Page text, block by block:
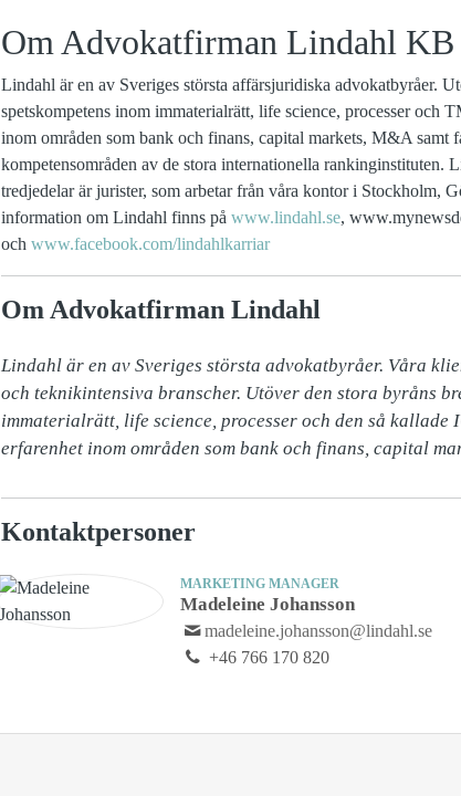
Om Advokatfirman Lindahl KB
Lindahl är en av Sveriges största affärsjuridiska advokatbyråer.
spetskompetens inom immaterialrätt, life science, processer och
inom områden som bank och finans, capital markets, M&A samt
kompetensområden av de stora internationella rankinginstituten.
tredjedelar är jurister, som arbetar från våra kontor i Stockholm,
information om Lindahl finns på www.lindahl.se,
och www.facebook.com/lindahlkarriar
Om Advokatfirman Lindahl
Lindahl är en av Sveriges största advokatbyråer. Våra
och teknikintensiva branscher. Utöver den stora byråns
immaterialrätt, life science, processer och den så kallade
erfarenhet inom områden som bank och finans, capital
Kontaktpersoner
MARKETING MANAGER
Madeleine Johansson
madeleine.johansson@lindahl.se
+46 766 170 820